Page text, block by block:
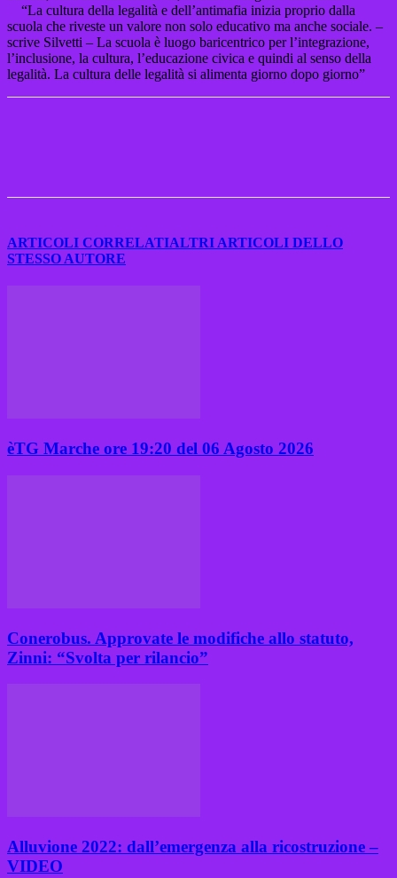
“La cultura della legalità e dell’antimafia inizia proprio dalla
scuola che riveste un valore non solo educativo ma anche sociale. –
scrive Silvetti – La scuola è luogo baricentrico per l’integrazione,
l’inclusione, la cultura, l’educazione civica e quindi al senso della
legalità. La cultura delle legalità si alimenta giorno dopo giorno”
ARTICOLI CORRELATIALTRI ARTICOLI DELLO
STESSO AUTORE
èTG Marche ore 19:20 del 06 Agosto 2026
Conerobus. Approvate le modifiche allo statuto,
Zinni: “Svolta per rilancio”
Alluvione 2022: dall’emergenza alla ricostruzione –
VIDEO